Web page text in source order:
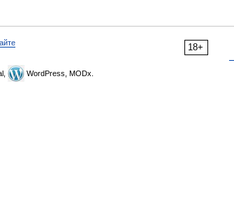
18+
WordPress, MODx.